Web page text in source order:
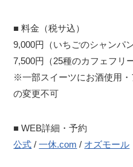
■ 料金（税サ込）
9,000円（いちごのシャンパ
7,500円（25種のカフェフリー
※一部スイーツにお酒使用
の変更不可
■ WEB詳細・予約
公式 /一休.com / オズモール